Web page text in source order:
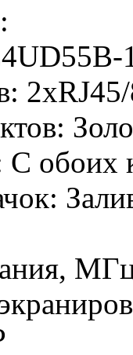
С обоих